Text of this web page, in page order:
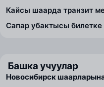
Кайсы шаарда транзит
Сапар убактысы билетке
Башка учуулар
Новосибирск